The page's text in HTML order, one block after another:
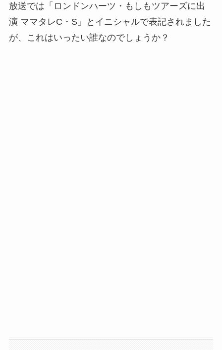
放送では「ロンドンハーツ・もしもツアーズに出
演 ママタレC・S」とイニシャルで表記されました
が、これはいったい誰なのでしょうか？